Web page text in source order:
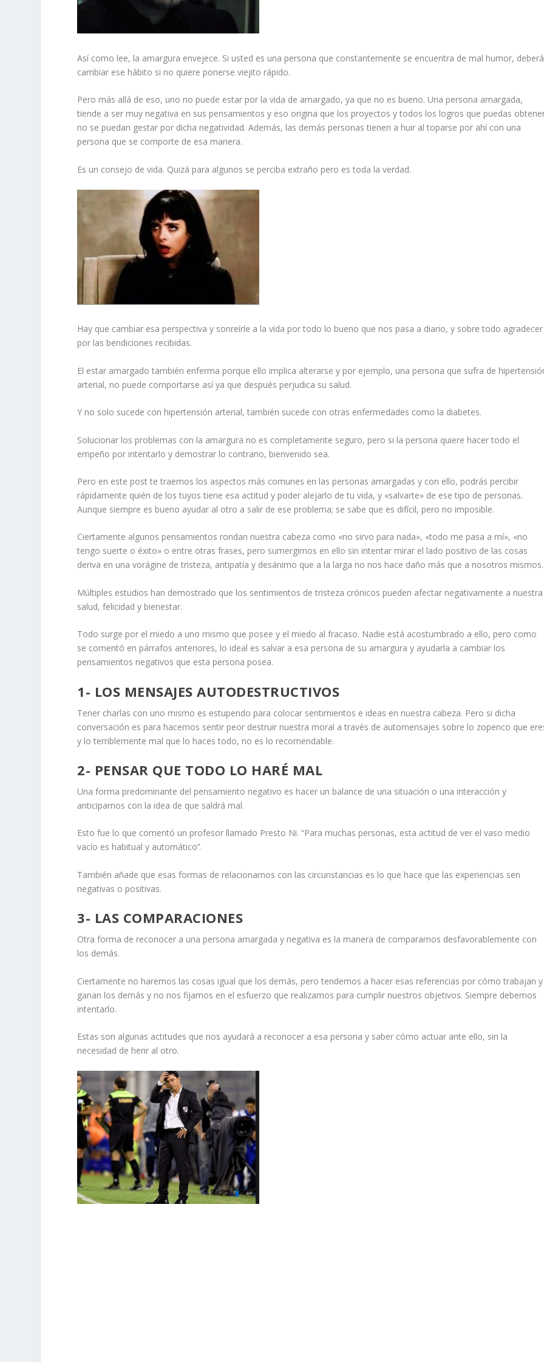
Así como lee, la amargura envejece. Si usted es una persona que constantemente se encuentra de mal humor, deberá
cambiar ese hábito si no quiere ponerse viejito rápido.
Pero más allá de eso, uno no puede estar por la vida de amargado, ya que no es bueno. Una persona amargada,
tiende a ser muy negativa en sus pensamientos y eso origina que los proyectos y todos los logros que puedas
no se puedan gestar por dicha negatividad. Además, las demás personas tienen a huir al toparse por ahí con una
persona que se comporte de esa manera.
Es un consejo de vida. Quizá para algunos se perciba extraño pero es toda la verdad.
Hay que cambiar esa perspectiva y sonreírle a la vida por todo lo bueno que nos pasa a diario, y sobre todo agradecer
por las bendiciones recibidas.
El estar amargado también enferma porque ello implica alterarse y por ejemplo, una persona que sufra de
arterial, no puede comportarse así ya que después perjudica su salud.
Y no solo sucede con hipertensión arterial, también sucede con otras enfermedades como la diabetes.
Solucionar los problemas con la amargura no es completamente seguro, pero si la persona quiere hacer todo el
empeño por intentarlo y demostrar lo contrario, bienvenido sea.
Pero en este post te traemos los aspectos más comunes en las personas amargadas y con ello, podrás percibir
rápidamente quién de los tuyos tiene esa actitud y poder alejarlo de tu vida, y «salvarte» de ese tipo de personas.
Aunque siempre es bueno ayudar al otro a salir de ese problema; se sabe que es difícil, pero no imposible.
Ciertamente algunos pensamientos rondan nuestra cabeza como «no sirvo para nada», «todo me pasa a mí», «no
tengo suerte o éxito» o entre otras frases, pero sumergirnos en ello sin intentar mirar el lado positivo de las cosas
deriva en una vorágine de tristeza, antipatía y desánimo que a la larga no nos hace daño más que a nosotros mismos.
Múltiples estudios han demostrado que los sentimientos de tristeza crónicos pueden afectar negativamente a nuestra
salud, felicidad y bienestar.
Todo surge por el miedo a uno mismo que posee y el miedo al fracaso. Nadie está acostumbrado a ello, pero como
se comentó en párrafos anteriores, lo ideal es salvar a esa persona de su amargura y ayudarla a cambiar los
pensamientos negativos que esta persona posea.
1- LOS MENSAJES AUTODESTRUCTIVOS
Tener charlas con uno mismo es estupendo para colocar sentimientos e ideas en nuestra cabeza. Pero si dicha
conversación es para hacernos sentir peor destruir nuestra moral a través de automensajes sobre lo zopenco que
y lo terriblemente mal que lo haces todo, no es lo recomendable.
2- PENSAR QUE TODO LO HARÉ MAL
Una forma predominante del pensamiento negativo es hacer un balance de una situación o una interacción y
anticiparnos con la idea de que saldrá mal.
Esto fue lo que comentó un profesor llamado Presto Ni. “Para muchas personas, esta actitud de ver el vaso medio
vacío es habitual y automático”.
También añade que esas formas de relacionarnos con las circunstancias es lo que hace que las experiencias sen
negativas o positivas.
3- LAS COMPARACIONES
Otra forma de reconocer a una persona amargada y negativa es la manera de compararnos desfavorablemente con
los demás.
Ciertamente no haremos las cosas igual que los demás, pero tendemos a hacer esas referencias por cómo trabajan y
ganan los demás y no nos fijamos en el esfuerzo que realizamos para cumplir nuestros objetivos. Siempre debemos
intentarlo.
Estas son algunas actitudes que nos ayudará a reconocer a esa persona y saber cómo actuar ante ello, sin la
necesidad de herir al otro.